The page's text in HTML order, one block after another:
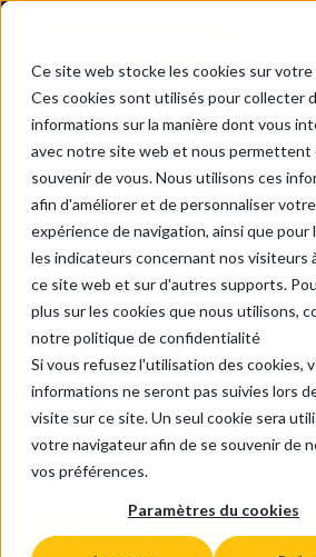
Ce site web stocke les cookies sur
Ces cookies sont utilisés pour collecter
informations sur la manière dont vous
avec notre site web et nous permettent
souvenir de vous. Nous utilisons ces
afin d'améliorer et de personnaliser votre
expérience de navigation, ainsi que pour
les indicateurs concernant nos visiteurs
ce site web et sur d'autres supports.
plus sur les cookies que nous utilisons,
notre politique de confidentialité
Si vous refusez l'utilisation des cookies,
informations ne seront pas suivies lors
visite sur ce site. Un seul cookie sera
votre navigateur afin de se souvenir de
vos préférences.
Paramètres du cookies
Accueil/ Retail, Logistique & Entreposage
Logistique et entreposage
Manutention en
logistique et
Les tracteurs pousseurs
logisticiens et les entrepôts à
opérationnelle, renforcer la
personnel et répondre aux
des clients.
Demander une démonstration